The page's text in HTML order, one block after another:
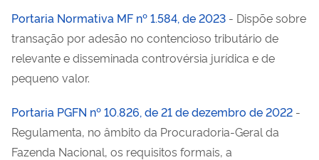
Portaria Normativa MF nº 1.584, de 2023 - Dispõe sobre
transação por adesão no contencioso tributário de
relevante e disseminada controvérsia jurídica e de
pequeno valor.
Portaria PGFN nº 10.826, de 21 de dezembro de 2022 -
Regulamenta, no âmbito da Procuradoria-Geral da
Fazenda Nacional, os requisitos formais, a